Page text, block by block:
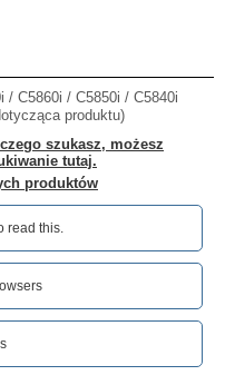
/ C5860i / C5850i / C5840i
produktu)
szukasz, możesz
tutaj.
produktów
read this.‎